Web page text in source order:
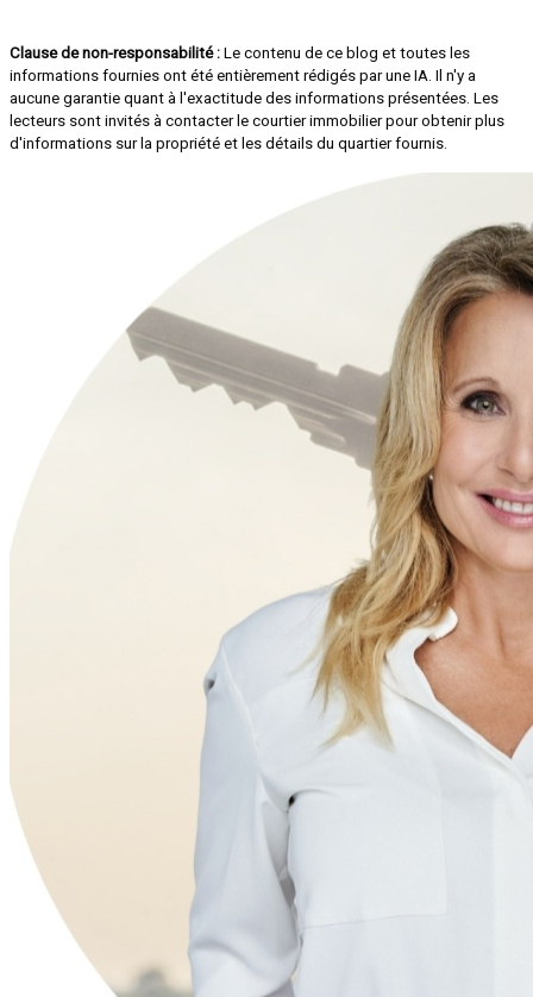
Clause de non-responsabilité : Le contenu de ce blog et toutes les
informations fournies ont été entièrement rédigés par une IA. Il n'y a
aucune garantie quant à l'exactitude des informations présentées. Les
lecteurs sont invités à contacter le courtier immobilier pour obtenir plus
d'informations sur la propriété et les détails du quartier fournis.